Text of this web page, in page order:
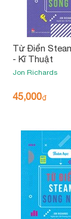
Từ Điển
- Kĩ Thuật
Jon Richards
45,000₫